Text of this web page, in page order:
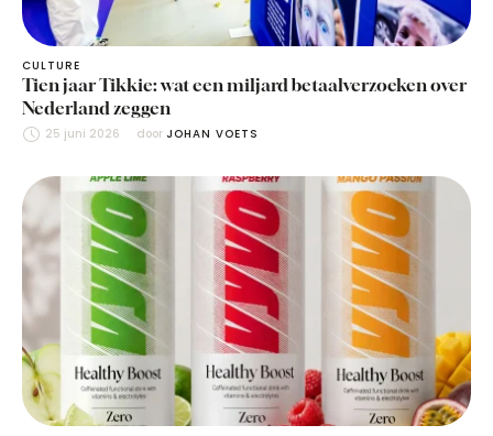
CULTURE
Tien jaar Tikkie: wat een miljard betaalverzoeken over
Nederland zeggen
25 juni 2026 door JOHAN VOETS